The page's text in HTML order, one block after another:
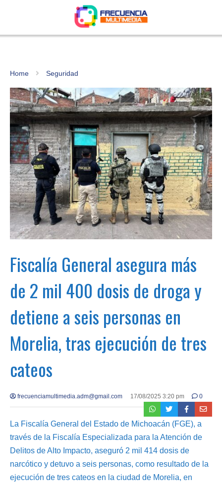
Home Seguridad
Fiscalía General asegura más
de 2 mil 400 dosis de droga y
detiene a seis personas en
Morelia, tras ejecución de tres
cateos
frecuenciamultimedia.adm@gmail.com 17/08/2025 3:20 pm 0
La Fiscalía General del Estado de Michoacán (FGE), a
través de la Fiscalía Especializada para la Atención de
Delitos de Alto Impacto, aseguró 2 mil 414 dosis de
narcótico y detuvo a seis personas, como resultado de la
ejecución de tres cateos en la ciudad de Morelia, en